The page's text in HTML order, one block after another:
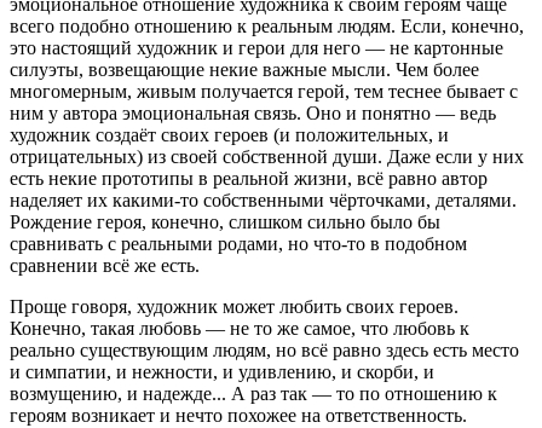
всего подобно отношению к реальным людям. Если, конечно,
это настоящий художник и герои для него — не картонные
силуэты, возвещающие некие важные мысли. Чем более
многомерным, живым получается герой, тем теснее бывает с
ним у автора эмоциональная связь. Оно и понятно — ведь
художник создаёт своих героев (и положительных, и
отрицательных) из своей собственной души. Даже если у них
есть некие прототипы в реальной жизни, всё равно автор
наделяет их какими-то собственными чёрточками, деталями.
Рождение героя, конечно, слишком сильно было бы
сравнивать с реальными родами, но что-то в подобном
сравнении всё же есть.
Проще говоря, художник может любить своих героев.
Конечно, такая любовь — не то же самое, что любовь к
реально существующим людям, но всё равно здесь есть место
и симпатии, и нежности, и удивлению, и скорби, и
возмущению, и надежде... А раз так — то по отношению к
героям возникает и нечто похожее на ответственность.